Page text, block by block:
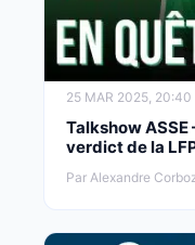
25 MAR 2025, 20:40
Talkshow ASSE
verdict de la
Par Alexandre